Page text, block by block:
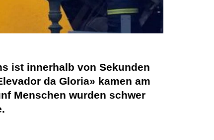
ist innerhalb von Sekunden
da Gloria» kamen am
Menschen wurden schwer